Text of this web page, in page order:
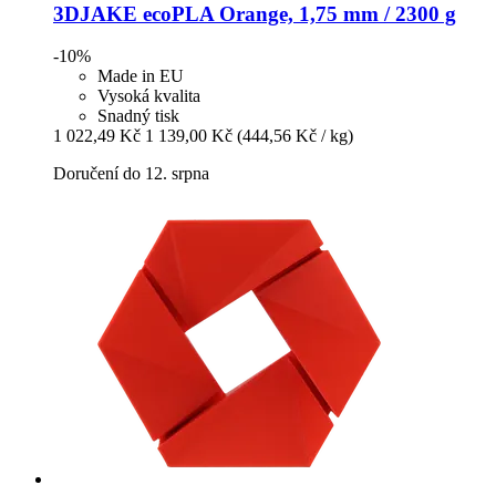
3DJAKE ecoPLA Orange, 1,75 mm / 2300 g
-10%
Made in EU
Vysoká kvalita
Snadný tisk
1 022,49 Kč 1 139,00 Kč (444,56 Kč / kg)
Doručení do 12. srpna